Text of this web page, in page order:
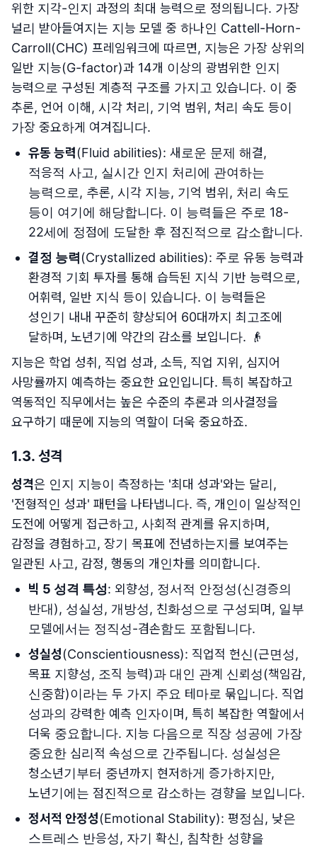
위한 지각-인지 과정의 최대 능력으로 정의됩니다. 가장
널리 받아들여지는 지능 모델 중 하나인 Cattell-Horn-
Carroll(CHC) 프레임워크에 따르면, 지능은 가장 상위의
일반 지능(G-factor)과 14개 이상의 광범위한 인지
능력으로 구성된 계층적 구조를 가지고 있습니다. 이 중
추론, 언어 이해, 시각 처리, 기억 범위, 처리 속도 등이
가장 중요하게 여겨집니다.
유동 능력(Fluid abilities): 새로운 문제 해결,
적응적 사고, 실시간 인지 처리에 관여하는
능력으로, 추론, 시각 지능, 기억 범위, 처리 속도
등이 여기에 해당합니다. 이 능력들은 주로 18-
22세에 정점에 도달한 후 점진적으로 감소합니다.
결정 능력(Crystallized abilities): 주로 유동 능력과
환경적 기회 투자를 통해 습득된 지식 기반 능력으로,
어휘력, 일반 지식 등이 있습니다. 이 능력들은
성인기 내내 꾸준히 향상되어 60대까지 최고조에
달하며, 노년기에 약간의 감소를 보입니다. 👴
지능은 학업 성취, 직업 성과, 소득, 직업 지위, 심지어
사망률까지 예측하는 중요한 요인입니다. 특히 복잡하고
역동적인 직무에서는 높은 수준의 추론과 의사결정을
요구하기 때문에 지능의 역할이 더욱 중요하죠.
1.3. 성격
성격은 인지 지능이 측정하는 '최대 성과'와는 달리,
'전형적인 성과' 패턴을 나타냅니다. 즉, 개인이 일상적인
도전에 어떻게 접근하고, 사회적 관계를 유지하며,
감정을 경험하고, 장기 목표에 전념하는지를 보여주는
일관된 사고, 감정, 행동의 개인차를 의미합니다.
빅 5 성격 특성: 외향성, 정서적 안정성(신경증의
반대), 성실성, 개방성, 친화성으로 구성되며, 일부
모델에서는 정직성-겸손함도 포함됩니다.
성실성(Conscientiousness): 직업적 헌신(근면성,
목표 지향성, 조직 능력)과 대인 관계 신뢰성(책임감,
신중함)이라는 두 가지 주요 테마로 묶입니다. 직업
성과의 강력한 예측 인자이며, 특히 복잡한 역할에서
더욱 중요합니다. 지능 다음으로 직장 성공에 가장
중요한 심리적 속성으로 간주됩니다. 성실성은
청소년기부터 중년까지 현저하게 증가하지만,
노년기에는 점진적으로 감소하는 경향을 보입니다.
정서적 안정성(Emotional Stability): 평정심, 낮은
스트레스 반응성, 자기 확신, 침착한 성향을